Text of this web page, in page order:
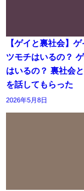
【ゲイと裏社会】
ツモチはいるの？
はいるの？ 裏社会
を話してもらった
2026年5月8日